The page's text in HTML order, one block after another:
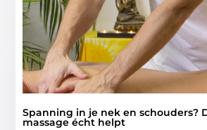
Spanning in je nek en schouders?
massage écht helpt